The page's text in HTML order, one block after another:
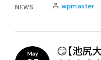
NEWS wpmaster
May
😏【池尻